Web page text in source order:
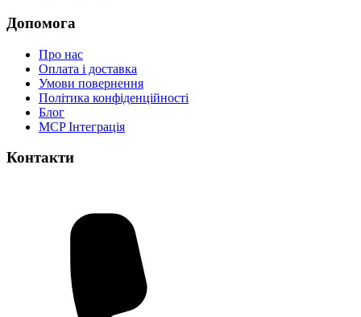
Допомога
Про нас
Оплата і доставка
Умови повернення
Політика конфіденційності
Блог
MCP Інтеграція
Контакти